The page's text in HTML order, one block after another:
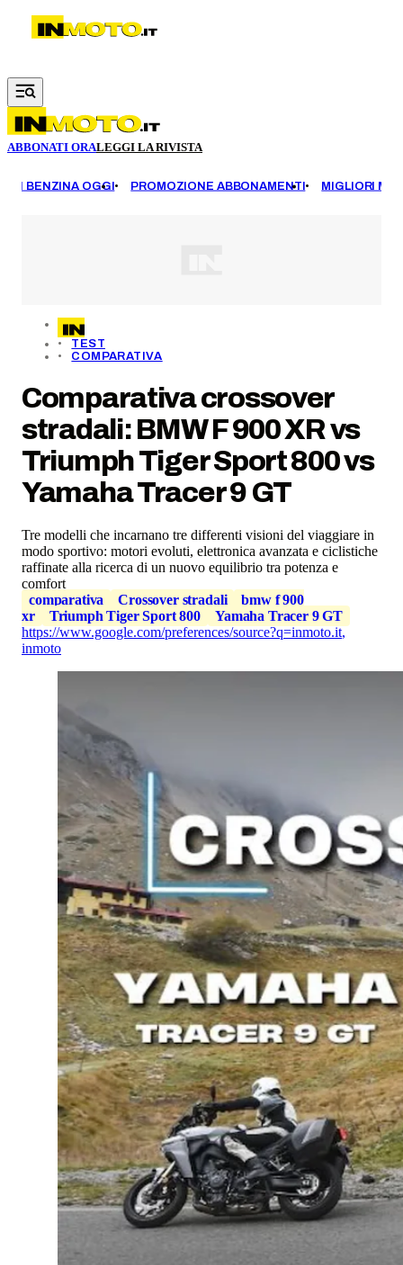
Vai al contenuto principale
ABBONATI ORALEGGI LA RIVISTA
BENZINA OGGI PROMOZIONE ABBONAMENTI MIGLIORI
TEST
COMPARATIVA
Comparativa crossover
stradali: BMW F 900 XR vs
Triumph Tiger Sport 800 vs
Yamaha Tracer 9 GT
Tre modelli che incarnano tre differenti visioni del viaggiare in
modo sportivo: motori evoluti, elettronica avanzata e ciclistiche
raffinate alla ricerca di un nuovo equilibrio tra potenza e
comfort
comparativa
Crossover stradali
bmw f 900
xr
Triumph Tiger Sport 800
Yamaha Tracer 9 GT
https://www.google.com/preferences/source?q=inmoto.it,
inmoto